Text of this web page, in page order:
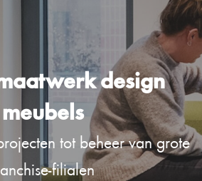
design
meubels
tot beheer van grote
filialen